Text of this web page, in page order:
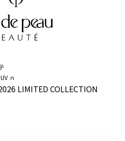
ｎ
LIMITED COLLECTION